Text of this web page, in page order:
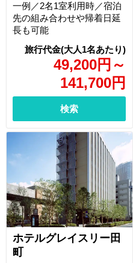
49,200円 ～
141,700円
一例／2名1室利用時／宿泊
先の組み合わせや帰着日延
長も可能
検索
ホテルグレイスリー田
町